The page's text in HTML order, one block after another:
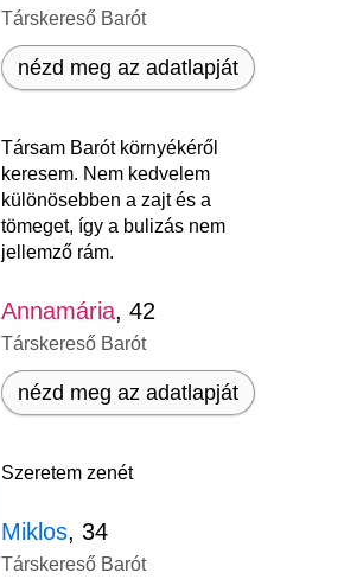
Társkereső Barót
nézd meg az adatlapját
Társam Barót környékéről
keresem. Nem kedvelem
különösebben a zajt és a
tömeget, így a bulizás nem
jellemző rám.
Annamária, 42
Társkereső Barót
nézd meg az adatlapját
Szeretem zenét
Miklos, 34
Társkereső Barót